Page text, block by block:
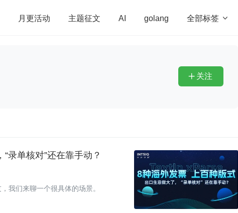
月更活动 主题征文 AI golang 全部标签 
redis
 关注
录单核对”还在靠手动？
我们来聊一个很具体的场景。